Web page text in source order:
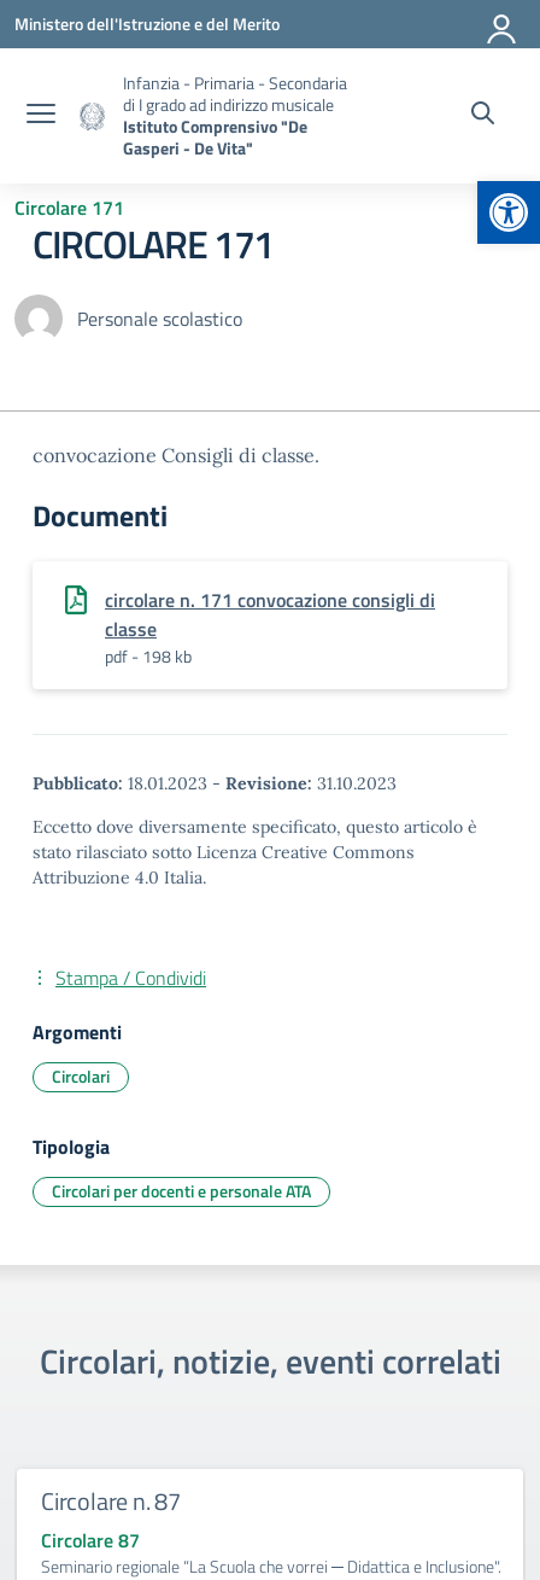
Vai ai contenuti
Vai al menu di navigazione
Vai al footer
Ministero dell'Istruzione e del Merito
Infanzia - Primaria - Secondaria
di I grado ad indirizzo musicale
Istituto Comprensivo "De
Gasperi - De Vita"
Circolare 171
CIRCOLARE 171
Personale scolastico
convocazione Consigli di classe.
Documenti
circolare n. 171 convocazione consigli di
classe
pdf - 198 kb
Pubblicato: 18.01.2023 - Revisione: 31.10.2023
Eccetto dove diversamente specificato, questo articolo è
stato rilasciato sotto Licenza Creative Commons
Attribuzione 4.0 Italia.
Stampa / Condividi
Argomenti
Circolari
Tipologia
Circolari per docenti e personale ATA
Circolari, notizie, eventi correlati
Circolare n. 87
Circolare 87
Seminario regionale “La Scuola che vorrei ─ Didattica e Inclusione".